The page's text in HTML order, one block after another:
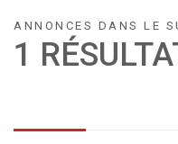
ANNONCES DANS LE
1